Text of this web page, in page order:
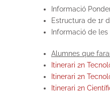
Informació
Estructura de 1r
Informació de
Alumnes que
Itinerari 2n
Itinerari 2n
Itinerari 2n